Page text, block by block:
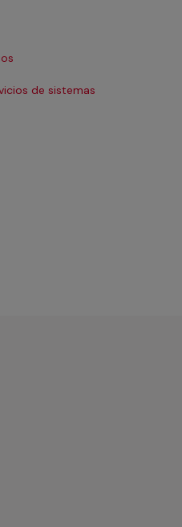
de sistemas